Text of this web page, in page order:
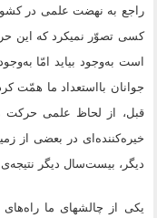
راجع به نهضت علمى در
کسى تصوّر نمیکرد که این
است به‌وجود بیاید امّا
جوانان بااستعداد ما همّت
قبل، از لحاظ علمى حرکت
خیره‌کننده‌اى در بعضى از
دیگر، بیست‌سال دیگر نتیجه‌ى
یکى از چالشهاى ما